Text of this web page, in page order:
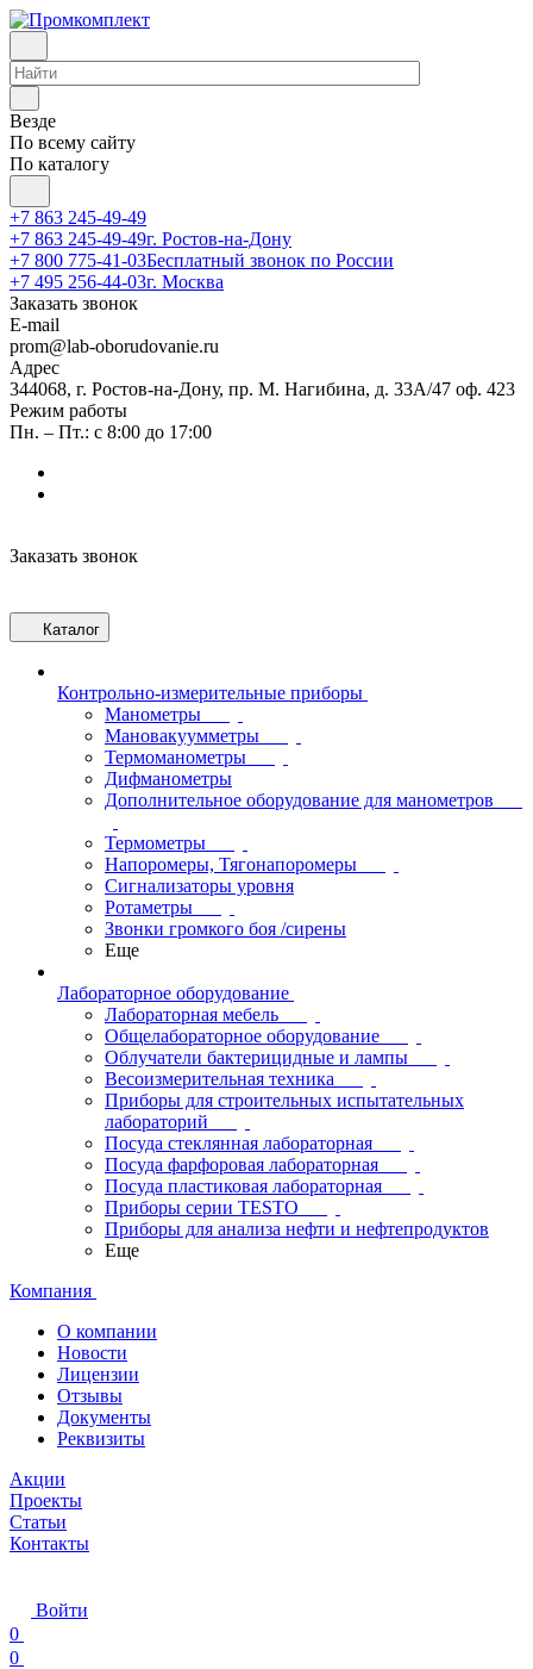
Везде
По всему сайту
По каталогу
+7 863 245-49-49
+7 863 245-49-49г. Ростов-на-Дону
+7 800 775-41-03Бесплатный звонок по России
+7 495 256-44-03г. Москва
Заказать звонок
E-mail
prom@lab-oborudovanie.ru
Адрес
344068, г. Ростов-на-Дону, пр. М. Нагибина, д. 33А/47 оф. 423
Режим работы
Пн. – Пт.: с 8:00 до 17:00
Заказать звонок
Каталог
Контрольно-измерительные приборы
Манометры
Мановакуумметры
Термоманометры
Дифманометры
Дополнительное оборудование для манометров
Термометры
Напоромеры, Тягонапоромеры
Сигнализаторы уровня
Ротаметры
Звонки громкого боя /сирены
Еще
Лабораторное оборудование
Лабораторная мебель
Общелабораторное оборудование
Облучатели бактерицидные и лампы
Весоизмерительная техника
Приборы для строительных испытательных
лабораторий
Посуда стеклянная лабораторная
Посуда фарфоровая лабораторная
Посуда пластиковая лабораторная
Приборы серии TESTO
Приборы для анализа нефти и нефтепродуктов
Еще
Компания
О компании
Новости
Лицензии
Отзывы
Документы
Реквизиты
Акции
Проекты
Статьи
Контакты
Войти
0
0